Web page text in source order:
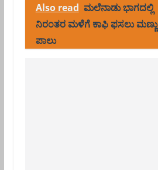
Also read ಮಲೆನಾಡು ಭಾಗದಲ್ಲಿ
ನಿರಂತರ ಮಳೆಗೆ ಕಾಫಿ ಫಸಲು ಮಣ್ಣು
ಪಾಲು